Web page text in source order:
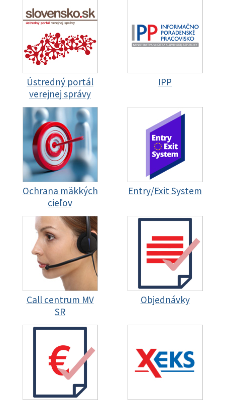
Ústredný portál
verejnej správy
IPP
Ochrana mäkkých
cieľov
Entry/Exit System
Call centrum MV
SR
Objednávky